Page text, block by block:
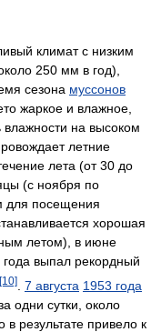
климат с низким
250 мм в год),
сезона муссонов
жаркое и влажное,
на высоком
летние
лета (от 30 до
(с ноября по
для посещения
хорошая
летом), в июне
выпал рекордный
[10] 7 августа 1953 года
одни сутки, около
результате привело к